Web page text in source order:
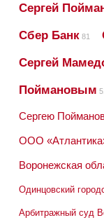
Сергей
Сбер Банк 81
Сергей
Поймановым
Сергею
ООО
Воронежская
Одинцовский
Арбитражный суд